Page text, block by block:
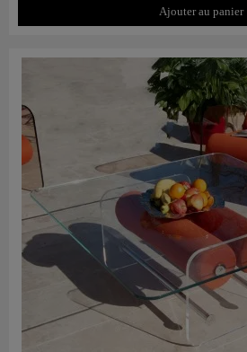
Ajouter au panier